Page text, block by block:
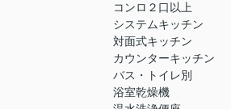
コンロ２口以上
システムキッチン
対面式キッチン
カウンターキッチン
バス・トイレ別
浴室乾燥機